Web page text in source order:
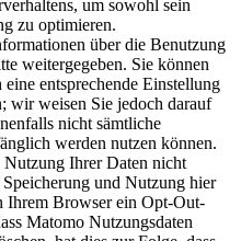
um sowohl sein
zu optimieren.
über die Benutzung
weitergegeben. Sie können
entsprechende Einstellung
wir weisen Sie jedoch darauf
nicht sämtliche
werden nutzen können.
Nutzung Ihrer Daten nicht
und Nutzung hier
Ihrem Browser ein Opt-Out-
Matomo Nutzungsdaten